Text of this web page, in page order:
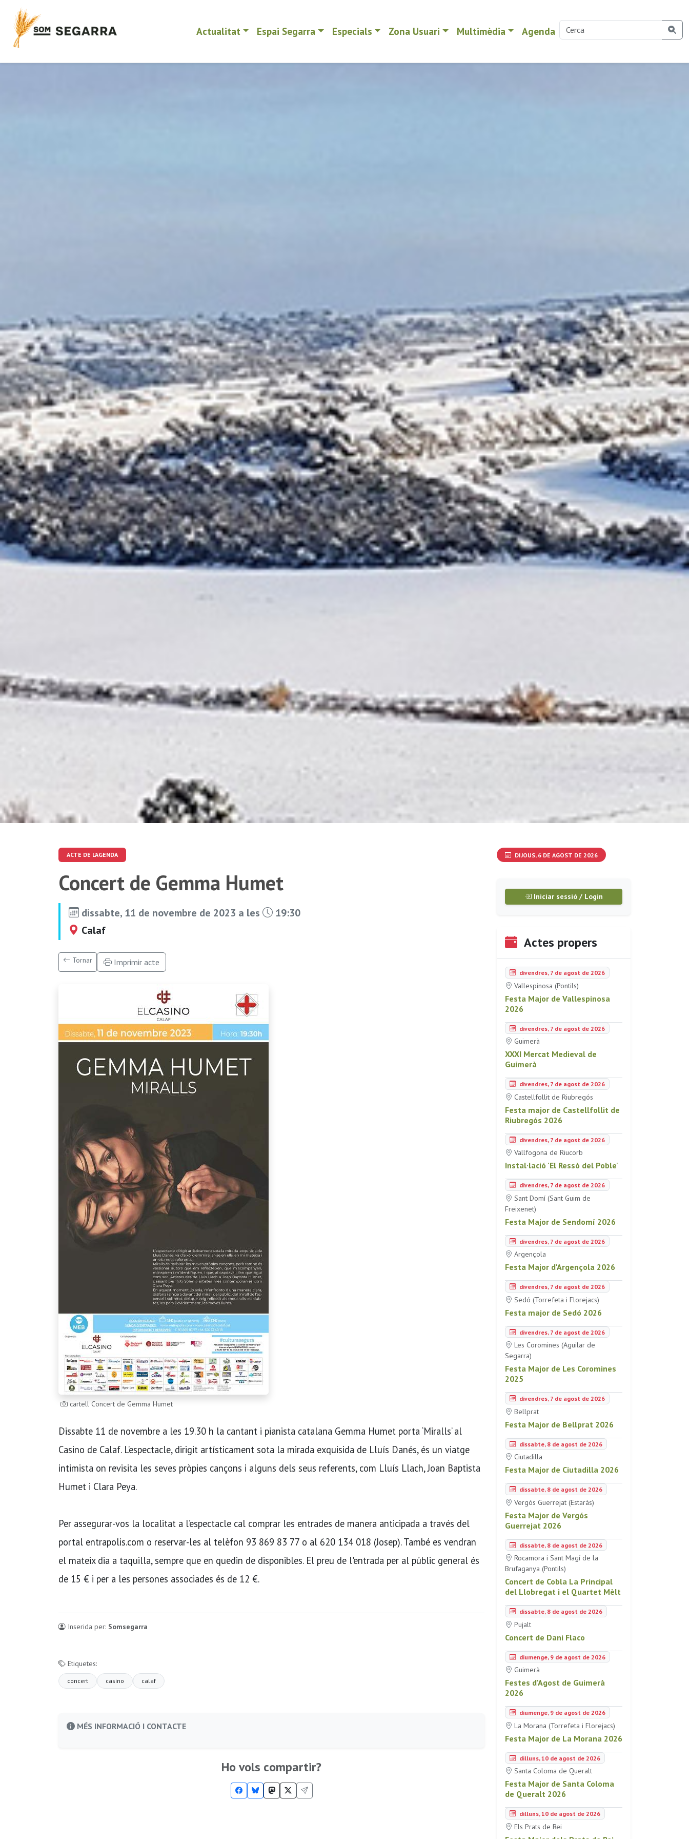
Actualitat Espai Segarra Especials Zona Usuari Multimèdia Agenda
ACTE DE L'AGENDA
Concert de Gemma Humet
dissabte, 11 de novembre de 2023 a les
19:30
Calaf
Tornar Imprimir acte
cartell Concert de Gemma Humet
Dissabte 11 de novembre a les 19.30 h la cantant i pianista catalana Gemma Humet porta ‘Miralls’ al
Casino de Calaf. L’espectacle, dirigit artísticament sota la mirada exquisida de Lluís Danés, és un viatge
intimista on revisita les seves pròpies cançons i alguns dels seus referents, com Lluís Llach, Joan Baptista
Humet i Clara Peya.
Per assegurar-vos la localitat a l’espectacle cal comprar les entrades de manera anticipada a través del
portal entrapolis.com o reservar-les al telèfon 93 869 83 77 o al 620 134 018 (Josep). També es vendran
el mateix dia a taquilla, sempre que en quedin de disponibles. El preu de l'entrada per al públic general és
de 15 € i per a les persones associades és de 12 €.
Inserida per: Somsegarra
Etiquetes:
concert casino calaf
MÉS INFORMACIÓ I CONTACTE
Ho vols compartir?
DIJOUS, 6 DE AGOST DE 2026
Iniciar sessió / Login
Actes propers
divendres, 7 de agost de 2026
Vallespinosa (Pontils)
Festa Major de Vallespinosa
2026
divendres, 7 de agost de 2026
Guimerà
XXXI Mercat Medieval de
Guimerà
divendres, 7 de agost de 2026
Castellfollit de Riubregós
Festa major de Castellfollit de
Riubregós 2026
divendres, 7 de agost de 2026
Vallfogona de Riucorb
Instal·lació 'El Ressò del Poble'
divendres, 7 de agost de 2026
Sant Domí (Sant Guim de
Freixenet)
Festa Major de Sendomí 2026
divendres, 7 de agost de 2026
Argençola
Festa Major d'Argençola 2026
divendres, 7 de agost de 2026
Sedó (Torrefeta i Florejacs)
Festa major de Sedó 2026
divendres, 7 de agost de 2026
Les Coromines (Aguilar de
Segarra)
Festa Major de Les Coromines
2025
divendres, 7 de agost de 2026
Bellprat
Festa Major de Bellprat 2026
dissabte, 8 de agost de 2026
Ciutadilla
Festa Major de Ciutadilla 2026
dissabte, 8 de agost de 2026
Vergós Guerrejat (Estaràs)
Festa Major de Vergós
Guerrejat 2026
dissabte, 8 de agost de 2026
Rocamora i Sant Magí de la
Brufaganya (Pontils)
Concert de Cobla La Principal
del Llobregat i el Quartet Mèlt
dissabte, 8 de agost de 2026
Pujalt
Concert de Dani Flaco
diumenge, 9 de agost de 2026
Guimerà
Festes d'Agost de Guimerà
2026
diumenge, 9 de agost de 2026
La Morana (Torrefeta i Florejacs)
Festa Major de La Morana 2026
dilluns, 10 de agost de 2026
Santa Coloma de Queralt
Festa Major de Santa Coloma
de Queralt 2026
dilluns, 10 de agost de 2026
Els Prats de Rei